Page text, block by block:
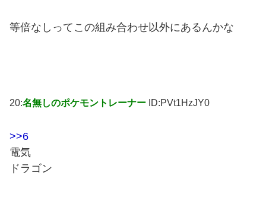
等倍なしってこの組み合わせ以外にあるんかな
20:名無しのポケモントレーナー ID:PVt1HzJY0
>>6
電気
ドラゴン